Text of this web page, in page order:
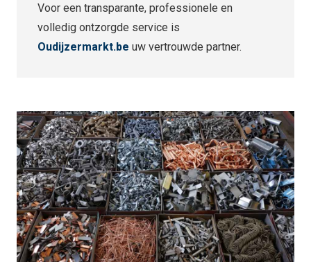
Voor een transparante, professionele en
volledig ontzorgde service is
Oudijzermarkt.be uw vertrouwde partner.